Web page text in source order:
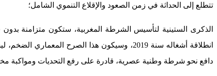
تتطلع إلى الحداثة في زمن الصعود والإقلاع التنموي الشامل؛
الذكرى الستينية لتأسيس الشرطة المغربية، ستكون متزامنة
انطلاقة أشغاله سنة 2019، وسيكون هذا
دافع نحو شرطة وطنية عصرية، قادرة على رفع التحديات ومواكبة